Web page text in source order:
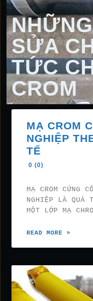
SỬA
TỨC
CROM
MẠ CROM
NGHIỆP
TẾ
0 (0)
MẠ CROM CỨNG
NGHIỆP LÀ QUÁ
MỘT LỚP MẠ
READ MORE »